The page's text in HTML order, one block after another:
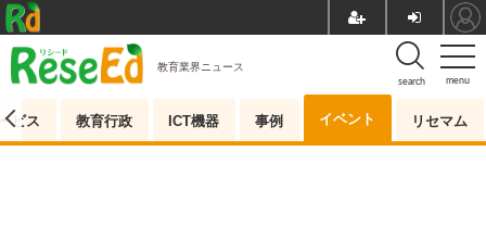
menu
search
教育業界ニュース
ビス 教育行政 ICT機器 事例 イベント リセマム